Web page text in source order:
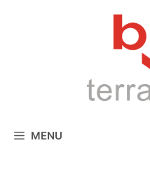
MENU